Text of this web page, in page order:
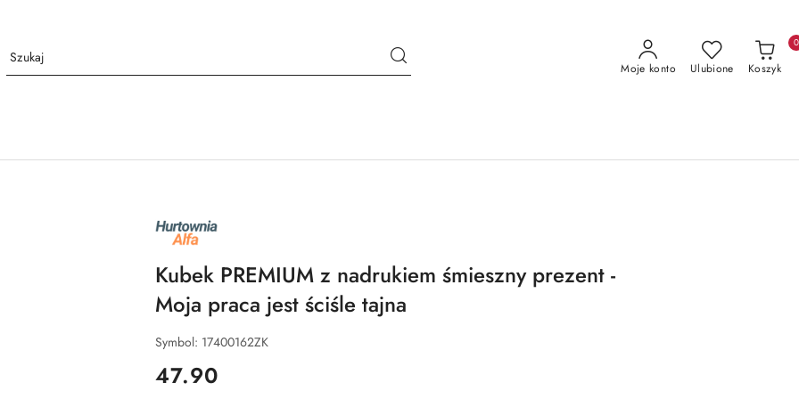
Moje konto Ulubione Koszyk
0
NAZWA
PRODUCENTA:
ALFA
Kubek PREMIUM z nadrukiem śmieszny prezent -
Moja praca jest ściśle tajna
Symbol: 17400162ZK
cena:
47.90